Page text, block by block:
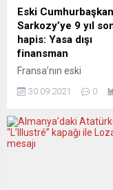
19’u ağır geçirme
olasılığından dolayı
hastalıkları olan
çocukların BioNTech-
Herhangi bir hastalığı
olmayan 12-17...
Eski
Sarkozy’ye 9 yıl
hapis: Yasa dışı
finansman
Fransa’nın eski
Sarkozy, 2012’de
seçiminde yasa dışı
finansman sağlamakla
30.09.2021 0